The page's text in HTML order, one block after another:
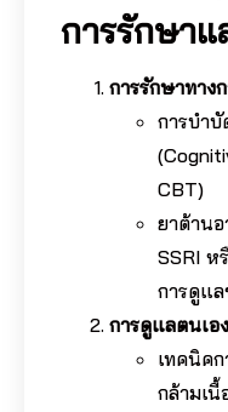
การรักษาแ
การรักษาทาง
การบำ
CBT)
ยาต้านอ
SSRI ห
การดูแ
การดูแลตนเอง
เทคนิค
กล้ามเนื้